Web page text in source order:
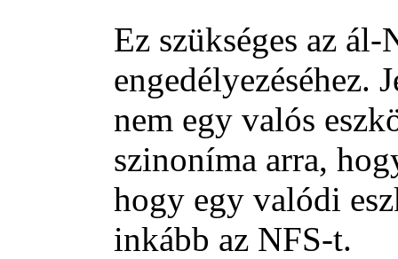
Ez szükséges az ál-
engedélyezéséhez.
nem egy valós
szinoníma arra,
hogy egy valódi
inkább az NFS-t.